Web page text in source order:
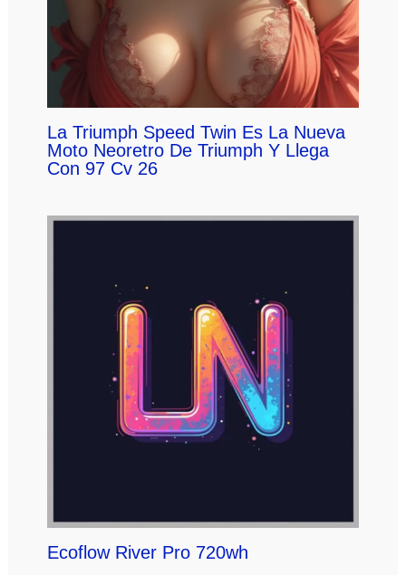
La Triumph Speed Twin Es La Nueva
Moto Neoretro De Triumph Y Llega
Con 97 Cv 26
Ecoflow River Pro 720wh